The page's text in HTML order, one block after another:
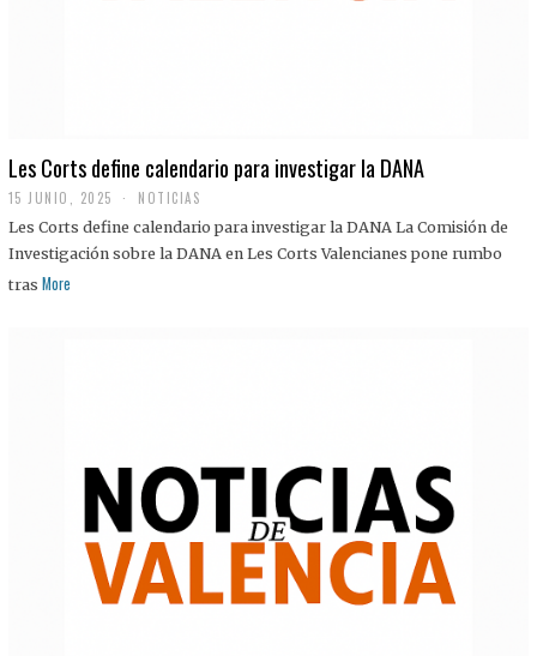
Les Corts define calendario para investigar la DANA
15 JUNIO, 2025 NOTICIAS
Les Corts define calendario para investigar la DANA La Comisión de
Investigación sobre la DANA en Les Corts Valencianes pone rumbo
tras More